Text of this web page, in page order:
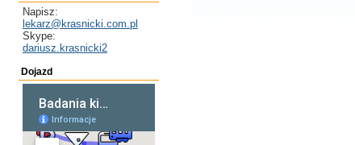
Napisz:
lekarz@krasnicki.com.pl
Skype:
dariusz.krasnicki2
Dojazd